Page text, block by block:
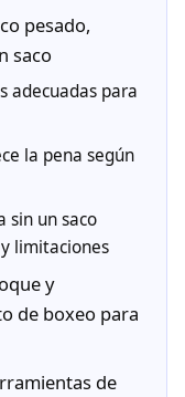
pesado,
saco
adecuadas para
la pena según
sin un saco
limitaciones
y
de boxeo para
de